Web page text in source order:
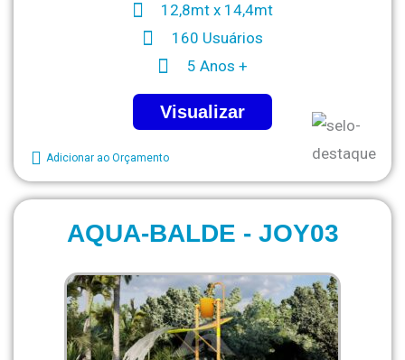
12,8mt x 14,4mt
160 Usuários
5 Anos +
Visualizar
Adicionar ao Orçamento
AQUA-BALDE - JOY03